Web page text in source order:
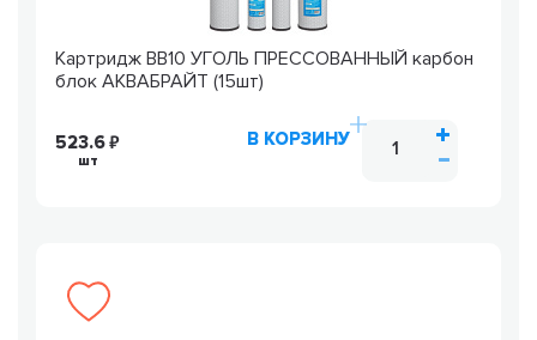
Картридж ВВ10 УГОЛЬ ПРЕССОВАННЫЙ карбон
блок АКВАБРАЙТ (15шт)
523.6
шт
В КОРЗИНУ